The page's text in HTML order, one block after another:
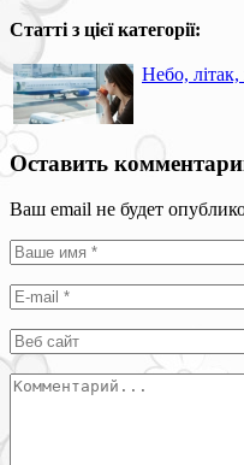
Статті з цієї категорії:
Небо, літак,
Оставить
Ваш email не будет